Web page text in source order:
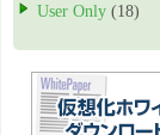
User Only (18)